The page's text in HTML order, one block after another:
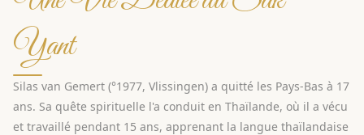
Yant
Silas van Gemert (°1977, Vlissingen) a quitté les Pays-Bas à 17
ans. Sa quête spirituelle l'a conduit en Thaïlande, où il a vécu
et travaillé pendant 15 ans, apprenant la langue thaïlandaise